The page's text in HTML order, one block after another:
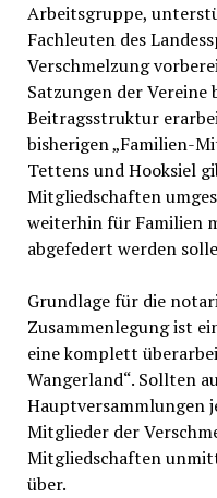
Arbeitsgruppe,
Fachleuten des
Verschmelzung
Satzungen der Vereine
Beitragsstruktur
bisherigen „Familien-
Tettens und Hooksiel
Mitgliedschaften
weiterhin für Familien
abgefedert werden
Grundlage für die
Zusammenlegung ist
eine komplett
Wangerland“. Sollten
Hauptversammlungen
Mitglieder der
Mitgliedschaften
über.